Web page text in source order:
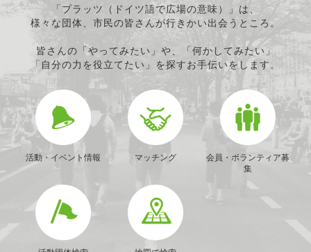
「プラッツ（ドイツ語で広場の意味）」は、
様々な団体、市民の皆さんが行きかい出会うところ。
皆さんの「やってみたい」や、「何かしてみたい」
「自分の力を役立てたい」を探すお手伝いをします。
活動・イベント情報 マッチング
会員・ボランティア募
集